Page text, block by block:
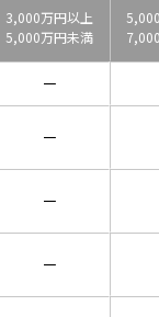
3,000万円以上
5,000万円未満
－
－
－
－